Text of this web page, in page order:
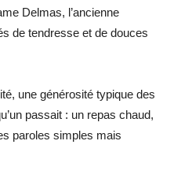
Delmas, l’ancienne
de tendresse et de douces
une générosité typique des
passait : un repas chaud,
paroles simples mais